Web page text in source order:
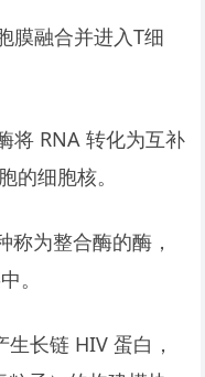
膜融合并进入T细
将 RNA 转化为互补
的细胞核。
称为整合酶的酶，
。
长链 HIV 蛋白，